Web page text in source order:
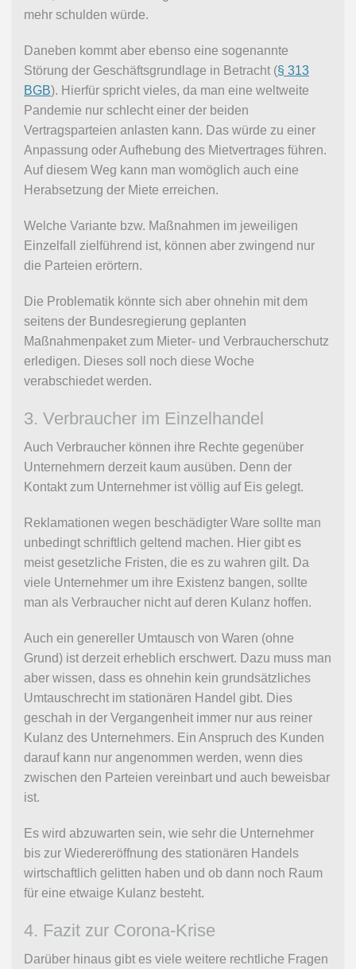
mehr schulden würde.
Daneben kommt aber ebenso eine sogenannte
Störung der Geschäftsgrundlage in Betracht (§ 313
BGB). Hierfür spricht vieles, da man eine weltweite
Pandemie nur schlecht einer der beiden
Vertragsparteien anlasten kann. Das würde zu einer
Anpassung oder Aufhebung des Mietvertrages führen.
Auf diesem Weg kann man womöglich auch eine
Herabsetzung der Miete erreichen.
Welche Variante bzw. Maßnahmen im jeweiligen
Einzelfall zielführend ist, können aber zwingend nur
die Parteien erörtern.
Die Problematik könnte sich aber ohnehin mit dem
seitens der Bundesregierung geplanten
Maßnahmenpaket zum Mieter- und Verbraucherschutz
erledigen. Dieses soll noch diese Woche
verabschiedet werden.
3. Verbraucher im Einzelhandel
Auch Verbraucher können ihre Rechte gegenüber
Unternehmern derzeit kaum ausüben. Denn der
Kontakt zum Unternehmer ist völlig auf Eis gelegt.
Reklamationen wegen beschädigter Ware sollte man
unbedingt schriftlich geltend machen. Hier gibt es
meist gesetzliche Fristen, die es zu wahren gilt. Da
viele Unternehmer um ihre Existenz bangen, sollte
man als Verbraucher nicht auf deren Kulanz hoffen.
Auch ein genereller Umtausch von Waren (ohne
Grund) ist derzeit erheblich erschwert. Dazu muss man
aber wissen, dass es ohnehin kein grundsätzliches
Umtauschrecht im stationären Handel gibt. Dies
geschah in der Vergangenheit immer nur aus reiner
Kulanz des Unternehmers. Ein Anspruch des Kunden
darauf kann nur angenommen werden, wenn dies
zwischen den Parteien vereinbart und auch beweisbar
ist.
Es wird abzuwarten sein, wie sehr die Unternehmer
bis zur Wiedereröffnung des stationären Handels
wirtschaftlich gelitten haben und ob dann noch Raum
für eine etwaige Kulanz besteht.
4. Fazit zur Corona-Krise
Darüber hinaus gibt es viele weitere rechtliche Fragen